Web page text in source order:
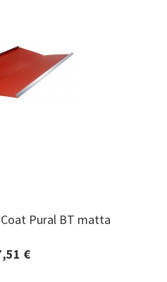
Pural BT matta
€
Pural BT matta
ja tilaaminen